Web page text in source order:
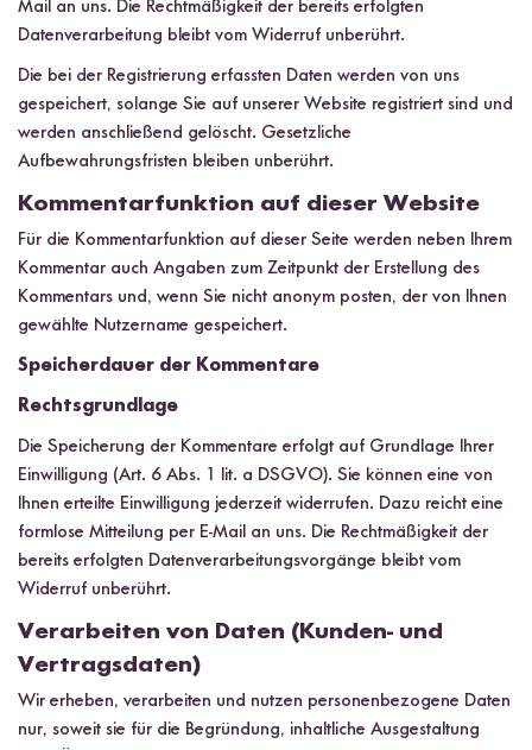
Mail an uns. Die Rechtmäßigkeit der bereits erfolgten
Datenverarbeitung bleibt vom Widerruf unberührt.
Die bei der Registrierung erfassten Daten werden von uns
gespeichert, solange Sie auf unserer Website registriert sind und
werden anschließend gelöscht. Gesetzliche
Aufbewahrungsfristen bleiben unberührt.
Kommentarfunktion auf dieser Website
Für die Kommentarfunktion auf dieser Seite werden neben Ihrem
Kommentar auch Angaben zum Zeitpunkt der Erstellung des
Kommentars und, wenn Sie nicht anonym posten, der von Ihnen
gewählte Nutzername gespeichert.
Speicherdauer der Kommentare
Rechtsgrundlage
Die Speicherung der Kommentare erfolgt auf Grundlage Ihrer
Einwilligung (Art. 6 Abs. 1 lit. a DSGVO). Sie können eine von
Ihnen erteilte Einwilligung jederzeit widerrufen. Dazu reicht eine
formlose Mitteilung per E-Mail an uns. Die Rechtmäßigkeit der
bereits erfolgten Datenverarbeitungsvorgänge bleibt vom
Widerruf unberührt.
Verarbeiten von Daten (Kunden- und
Vertragsdaten)
Wir erheben, verarbeiten und nutzen personenbezogene Daten
nur, soweit sie für die Begründung, inhaltliche Ausgestaltung